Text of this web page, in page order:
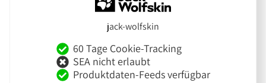
jack-wolfskin
60 Tage Cookie-Tracking
SEA nicht erlaubt
Produktdaten-Feeds verfügbar